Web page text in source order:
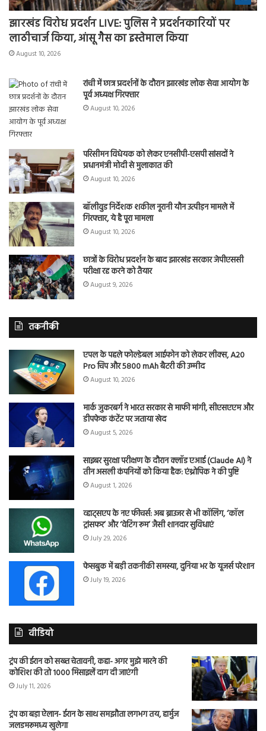
झारखंड विरोध प्रदर्शन LIVE: पुलिस ने प्रदर्शनकारियों पर
लाठीचार्ज किया, आंसू गैस का इस्तेमाल किया
August 10, 2026
रांची में छात्र प्रदर्शनों के दौरान झारखंड लोक सेवा आयोग के
पूर्व अध्यक्ष गिरफ्तार
August 10, 2026
परिसीमन विधेयक को लेकर एनसीपी-एसपी सांसदों ने
प्रधानमंत्री मोदी से मुलाकात की
August 10, 2026
बॉलीवुड निर्देशक शकील नूरानी यौन उत्पीड़न मामले में
गिरफ्तार, ये है पूरा मामला
August 10, 2026
छात्रों के विरोध प्रदर्शन के बाद झारखंड सरकार जेपीएससी
परीक्षा रद्द करने को तैयार
August 9, 2026
तकनीकी
एपल के पहले फोल्डेबल आईफोन को लेकर लीक्स, A20
Pro चिप और 5800 mAh बैटरी की उम्मीद
August 10, 2026
मार्क जुकरबर्ग ने भारत सरकार से माफी मांगी, सीएसएएम और
डीपफेक कंटेंट पर जताया खेद
August 5, 2026
साइबर सुरक्षा परीक्षण के दौरान क्लॉड एआई (Claude AI) ने
तीन असली कंपनियों को किया हैक: एंथ्रोपिक ने की पुष्टि
August 1, 2026
व्हाट्सएप के नए फीचर्स: अब ब्राउजर से भी कॉलिंग, ‘कॉल
ट्रांसफर’ और ‘वेटिंग रूम’ जैसी शानदार सुविधाएं
July 29, 2026
फेसबुक में बड़ी तकनीकी समस्या, दुनिया भर के यूजर्स परेशान
July 19, 2026
वीडियो
ट्रंप की ईरान को सख्त चेतावनी, कहा- अगर मुझे मारने की
कोशिश की तो 1000 मिसाइलें दाग दी जाएंगी
July 11, 2026
ट्रंप का बड़ा ऐलान- ईरान के साथ समझौता लगभग तय, हार्मुज
जलडमरूमध्य खुलेगा